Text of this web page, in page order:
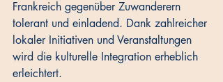
Frankreich gegenüber Zuwanderern
tolerant und einladend. Dank zahlreicher
lokaler Initiativen und Veranstaltungen
wird die kulturelle Integration erheblich
erleichtert.